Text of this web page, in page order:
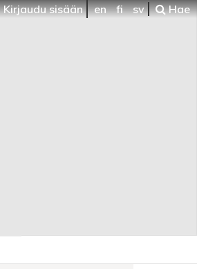
Kirjaudu sisään en fi sv Hae